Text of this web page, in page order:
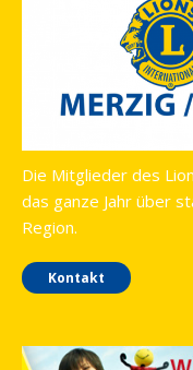
Die Mitglieder des
das ganze Jahr über
Region.
Kontakt